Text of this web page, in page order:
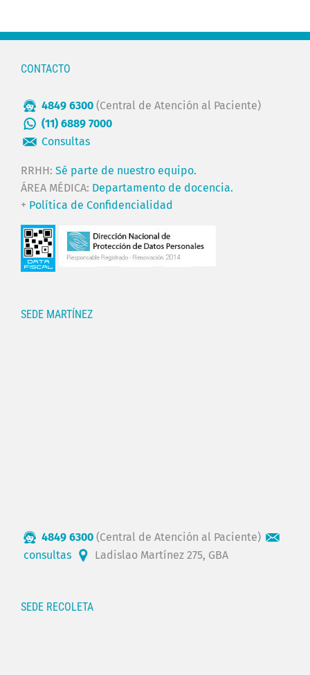
CONTACTO
4849 6300 (Central de Atención al Paciente)
(11) 6889 7000
Consultas
RRHH: Sé parte de nuestro equipo.
ÁREA MÉDICA: Departamento de docencia.
+ Política de Confidencialidad
SEDE MARTÍNEZ
4849 6300 (Central de Atención al Paciente)
consultas
Ladislao Martínez 275, GBA
SEDE RECOLETA